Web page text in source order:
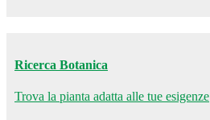
Ricerca Botanica
Trova la pianta adatta alle tue esigenze